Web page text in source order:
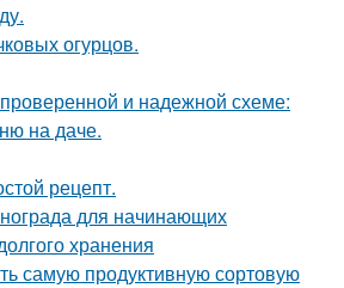
огурцов.
и надежной схеме:
на даче.
рецепт.
для начинающих
хранения
самую продуктивную сортовую